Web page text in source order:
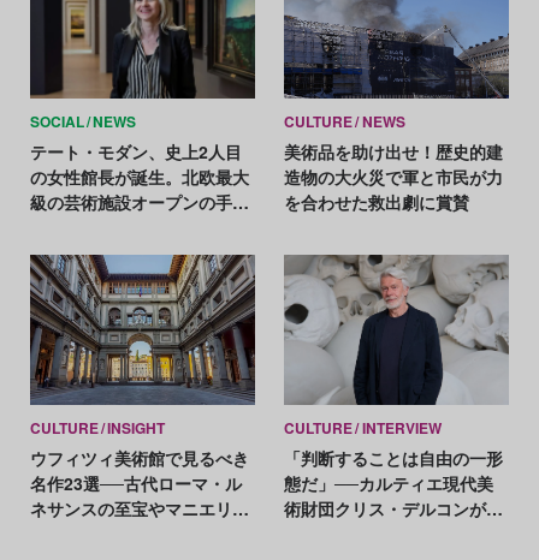
SOCIAL NEWS
テート・モダン、史上2人目
の女性館長が誕生。北欧最大
級の芸術施設オープンの手腕
CULTURE NEWS
美術品を助け出せ！歴史的建
造物の大火災で軍と市民が力
を合わせた救出劇に賞賛
CULTURE INSIGHT
ウフィツィ美術館で見るべき
名作23選──古代ローマ・ル
ネサンスの至宝やマニエリス
CULTURE INTERVIEW
「判断することは自由の一形
態だ」──カルティエ現代美
術財団クリス・デルコンが語